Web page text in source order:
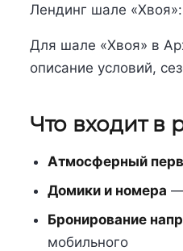
Лендинг шале
Для шале «Хвоя» в
описание условий,
Что входит в
Атмосферный
Домики и номера —
Бронирование
мобильного